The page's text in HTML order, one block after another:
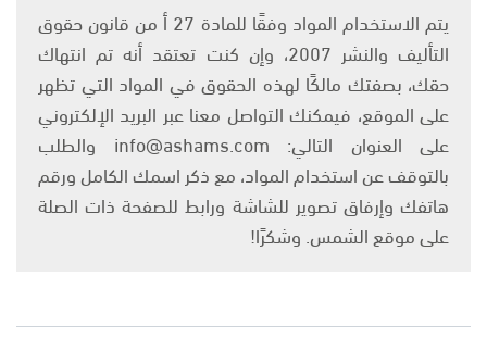
يتم الاستخدام المواد وفقًا للمادة 27 أ من قانون حقوق
التأليف والنشر 2007، وإن كنت تعتقد أنه تم انتهاك
حقك، بصفتك مالكًا لهذه الحقوق في المواد التي تظهر
على الموقع، فيمكنك التواصل معنا عبر البريد الإلكتروني
على العنوان التالي: info@ashams.com والطلب
بالتوقف عن استخدام المواد، مع ذكر اسمك الكامل ورقم
هاتفك وإرفاق تصوير للشاشة ورابط للصفحة ذات الصلة
على موقع الشمس. وشكرًا!